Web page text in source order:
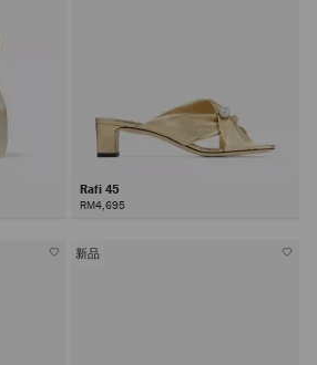
Rafi 45
RM4,695
新品